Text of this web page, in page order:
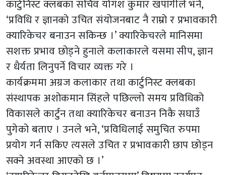
कार्टुनिस्ट क्लबका सचिव योगश कुमार खपांगीले भने,
‘प्रविधि र ज्ञानको उचित संयोजनबाट नै राम्रो र प्रभावकारी
क्यारिकेचर बनाउन सकिन्छ ।’ क्यारिकेचरले मानिसमा
सशक्त प्रभाव छोड्ने हुनाले कलाकारले यसमा सीप, ज्ञान
र धैर्यता लिनुपर्ने विचार व्यक्त गरे ।
कार्यक्रममा अग्रज कलाकार तथा कार्टुनिस्ट क्लबका
संस्थापक अशोकमान सिंहले पछिल्लो समय प्रविधिको
विकासले कार्टुन तथा क्यारिकेचर बनाउन निकै सघाउँ
पुगेको बताए । उनले भने, ‘प्रविधिलाई समुचित रुपमा
प्रयोग गर्न सकिए त्यसले उचित र प्रभावकारी छाप छोड्न
सक्ने अवस्था आएको छ ।’